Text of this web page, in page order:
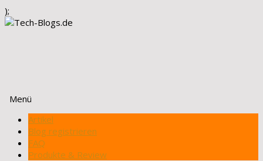
);
Menü
Zum
Inhalt
springen
Artikel
Blog registrieren
FAQ
Produkte & Review